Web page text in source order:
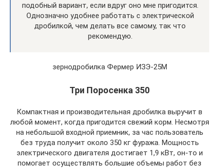
подобный вариант, если вдруг оно мне пригодится.
Однозначно удобнее работать с электрической
дробилкой, чем делать все самому, так что
рекомендую.
зернодробилка Фермер ИЗЭ-25М
Три Поросенка 350
Компактная и производительная дробилка выручит в
любой момент, когда пригодится свежий корм. Несмотря
на небольшой входной приемник, за час пользователь
без труда получит около 350 кг фуража. Мощность
электрического двигателя достигает 1,9 кВт, он-то и
помогает осуществлять большие объемы работ без